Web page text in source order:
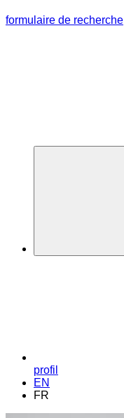
formulaire de recherche
profil
EN
FR